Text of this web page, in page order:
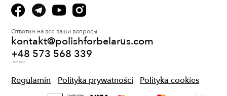
Ответим на все ваши вопросы
kontakt@polishforbelarus.com
+48 573 568 339
+48 799 066 447
Regulamin Polityka prywatności Polityka cookies